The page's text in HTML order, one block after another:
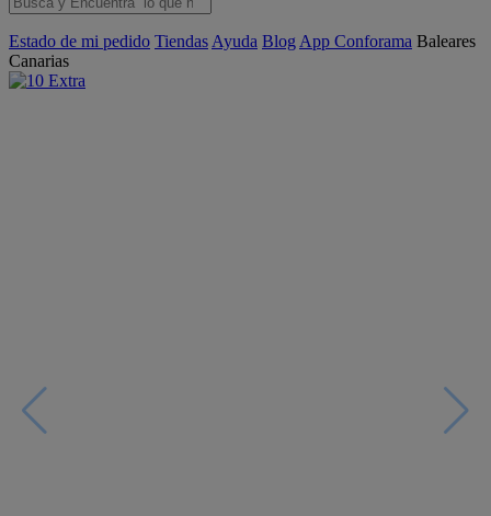
Estado de mi pedido Tiendas Ayuda Blog App Conforama Baleares
Canarias